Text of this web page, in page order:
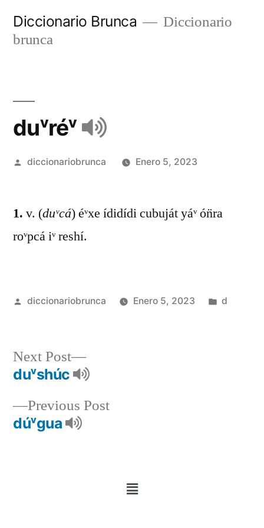
Diccionario Brunca
Diccionario
brunca
duᵛréᵛ
diccionariobrunca Enero 5, 2023
1. v. (duᵛcá) éᵛxe ídidídi cubuját yáᵛ ón̈ra
roᵛpcá iᵛ reshí.
diccionariobrunca Enero 5, 2023 d
Previous Post
dúᵛgua
Next Post
duᵛshúc